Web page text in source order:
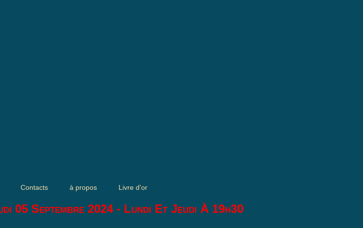
Contacts à propos
Livre d'or
05 Septembre 2024 - Lundi Et Jeudi À 19h30